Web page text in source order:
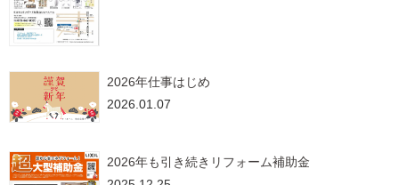
2026年仕事はじめ
2026.01.07
2026年も引き続きリフォーム補助金